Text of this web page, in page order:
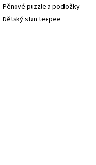
Pěnové puzzle a podložky
Dětský stan teepee